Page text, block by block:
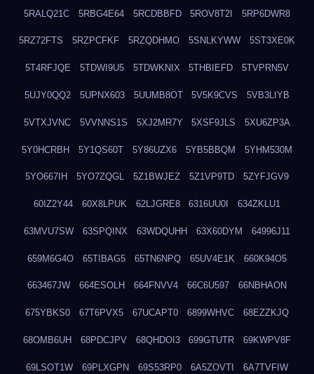
5RALQ21C 5RBG4E64 5RCDBBFD 5ROV8T2I 5RP6DWR8
5RZ72FTS 5RZPCFKF 5RZQDHMO 5SNLKYWW 5ST3XE0K
5T4RFJQE 5TDWI9U5 5TDWKNIX 5THBIEFD 5TVPRN5V
5UJY0QQ2 5UPNX603 5UUMB8OT 5V5K9CVS 5VB3LIYB
5VTXJVNC 5VVNNS1S 5XJ2MR7Y 5XSF9JLS 5XU6ZP3A
5Y0HCRBH 5Y1QS60T 5Y86UZX6 5YB5BBQM 5YHM530M
5YO667IH 5YO7ZQGL 5Z1BWJEZ 5Z1VP9TD 5ZYFJGV9
60IZ2Y44 60X8LPUK 62LJGRE8 6316UU0I 634ZKLU1
63MVU7SW 63SPQINX 63WDQUHH 63X60DYM 64996J11
659M6G4O 65TIBAG5 65TN6NPQ 65UV4E1K 660K94O5
663467JW 664ESOLH 664FNVV4 66C6U597 66NBHAON
675YBKS0 67T6PVX5 67UCAPT0 6899WHVC 68EZZKJQ
68OMB6UH 68PDCJPV 68QHDOI3 699GTUTR 69KWPV8F
69LSOT1W 69PLXGPN 69S53RP0 6A5ZOVTI 6A7TVFIW